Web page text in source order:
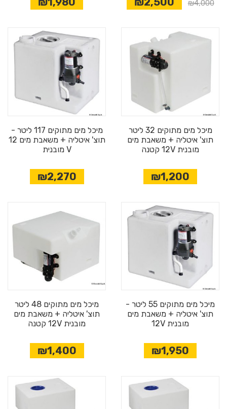
₪4,000
מיכל מים מתוקים 32 ליטר
תוצ' איטליה + משאבת מים
מובנית 12V קטנה
₪1,200
מיכל מים מתוקים 117 ליטר -
תוצ' איטליה + משאבת מים 12
V מובנית
₪2,270
מיכל מים מתוקים 55 ליטר -
תוצ' איטליה + משאבת מים
מובנית 12V
₪1,950
מיכל מים מתוקים 48 ליטר
תוצ' איטליה + משאבת מים
מובנית 12V קטנה
₪1,400